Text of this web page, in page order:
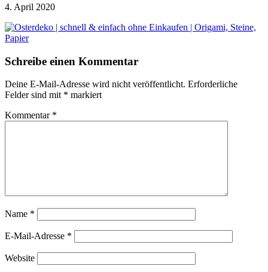
4. April 2020
Leser-
Schreibe einen Kommentar
Deine E-Mail-Adresse wird nicht veröffentlicht. Erforderliche
Felder sind mit * markiert
Kommentar *
Name *
E-Mail-Adresse *
Website